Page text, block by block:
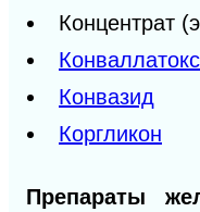
Концентрат
Конвазид
Коргликон
Препараты